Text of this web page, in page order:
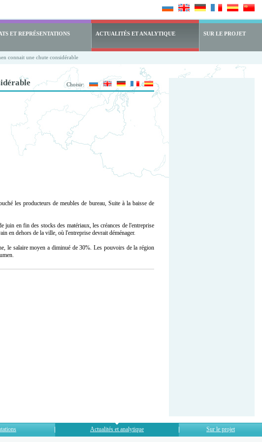
ET REPRÉSENTATIONS ACTUALITÉS ET ANALYTIQUE SUR LE PROJET
connait une chute considérable
Choisir:
les producteurs de meubles de bureau, Suite à la baisse de
juin en fin des stocks des matériaux, les créances de l'entreprise
en dehors de la ville, où l'entreprise devrait déménager.
le salaire moyen a diminué de 30%. Les pouvoirs de la région
Actualités et analytique Sur le projet